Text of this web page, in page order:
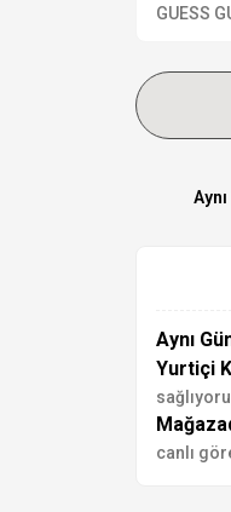
GUESS
Aynı
Yurtiçi
canlı